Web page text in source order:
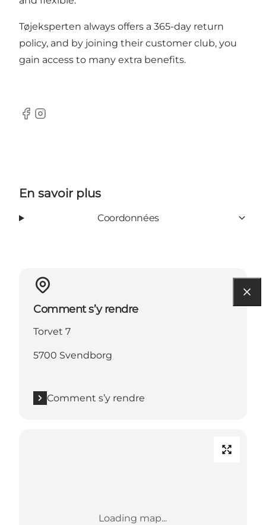
Tøjeksperten always offers a 365-day return
policy, and by joining their customer club, you
gain access to many extra benefits.
Facebook
Instagram
En savoir plus
Coordonnées
Comment s’y rendre
Torvet 7
5700 Svendborg
Comment s’y rendre
Loading map...